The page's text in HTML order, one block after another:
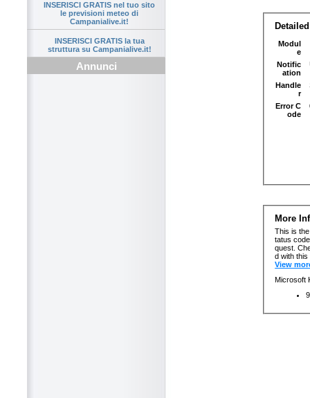
INSERISCI GRATIS nel tuo sito
le previsioni meteo di
Campanialive.it!
INSERISCI GRATIS la tua
struttura su Campanialive.it!
Annunci